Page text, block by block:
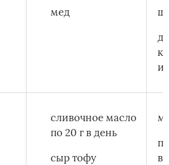
мед
сливочное масло
по 20 г в день
сыр тофу